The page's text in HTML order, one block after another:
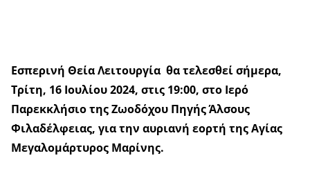
Εσπερινή Θεία Λειτουργία θα τελεσθεί σήμερα,
Τρίτη, 16 Ιουλίου 2024, στις 19:00, στο Ιερό
Παρεκκλήσιο της Ζωοδόχου Πηγής Άλσους
Φιλαδέλφειας, για την αυριανή εορτή της Αγίας
Μεγαλομάρτυρος Μαρίνης.